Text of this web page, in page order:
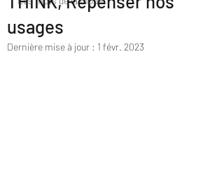
usages
Dernière mise à jour : 1 févr. 2023